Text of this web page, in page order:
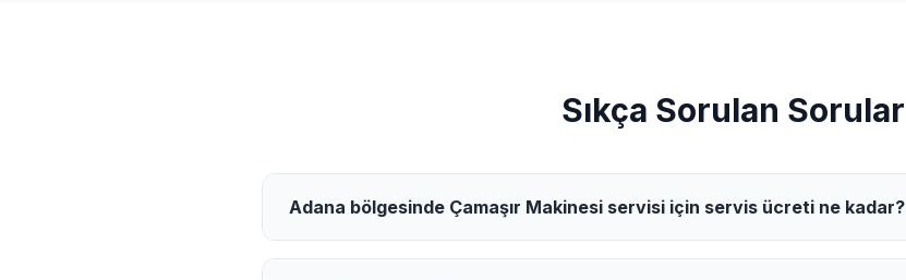
Sıkça Sorulan Sorular
Adana bölgesinde Çamaşır Makinesi servisi için servis ücreti ne kadar?